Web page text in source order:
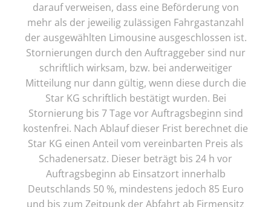
darauf verweisen, dass eine Beförderung von
mehr als der jeweilig zulässigen Fahrgastanzahl
der ausgewählten Limousine ausgeschlossen ist.
Stornierungen durch den Auftraggeber sind nur
schriftlich wirksam, bzw. bei anderweitiger
Mitteilung nur dann gültig, wenn diese durch die
Star KG schriftlich bestätigt wurden. Bei
Stornierung bis 7 Tage vor Auftragsbeginn sind
kostenfrei. Nach Ablauf dieser Frist berechnet die
Star KG einen Anteil vom vereinbarten Preis als
Schadenersatz. Dieser beträgt bis 24 h vor
Auftragsbeginn ab Einsatzort innerhalb
Deutschlands 50 %, mindestens jedoch 85 Euro
und bis zum Zeitpunk der Abfahrt ab Firmensitz